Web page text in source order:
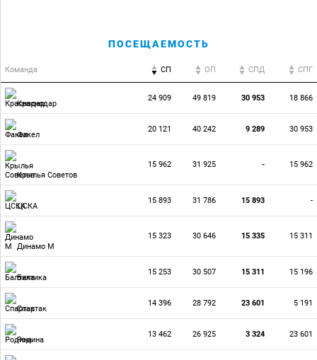
ПОСЕЩАЕМОСТЬ
Команда СП ОП CПД CПГ
Краснодар
24 909 49 819 30 953 18 866
Факел
20 121 40 242 9 289 30 953
Крылья Советов
15 962 31 925 - 15 962
ЦСКА
15 893 31 786 15 893 -
Динамо М
15 323 30 646 15 335 15 311
Балтика
15 253 30 507 15 311 15 196
Спартак
14 396 28 792 23 601 5 191
Родина
13 462 26 925 3 324 23 601